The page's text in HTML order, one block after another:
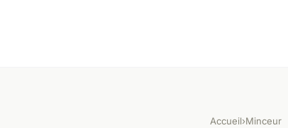
Accueil›Minceur